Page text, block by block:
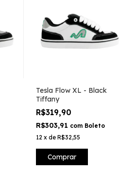
Tesla Flow XL - Black
Tiffany
R$319,90
R$303,91 com Boleto
12 x de R$32,55
Comprar